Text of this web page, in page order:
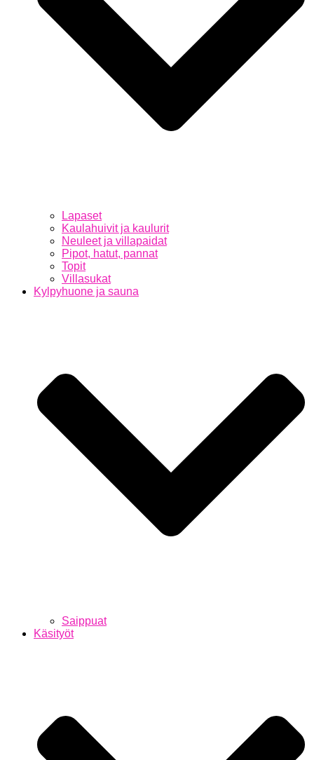
Lapaset
Kaulahuivit ja kaulurit
Neuleet ja villapaidat
Pipot, hatut, pannat
Topit
Villasukat
Kylpyhuone ja sauna
Saippuat
Käsityöt